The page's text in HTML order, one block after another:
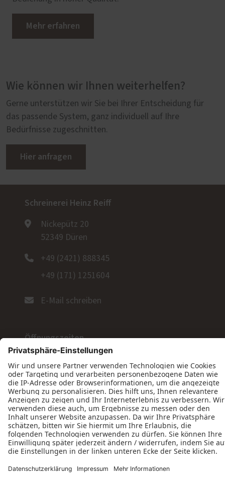
Mehr erfahren
Wie können wir Ihnen weiterhelfen?
Gerne unterstützen wir Sie bei Ihrer Entscheidung für
das passende System, ganz individuell auf Ihre
Bedürfnisse zugeschnitten.
Hier anfragen
Schreinerei Heinz Reiff
Nickepütz 20
52349 Düren
+49 (2421) 888345
+49 (171) 1251604
E-Mail schreiben
Öffnungszeiten
Dienstag: 08:00–16:00 Uhr
Mittwoch: 08:00–16:00 Uhr
Donnerstag: 08:00–16:00 Uhr
Freitag: 08:00–14:00 Uhr